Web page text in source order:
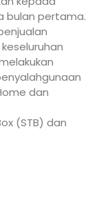
bulan pertama.
dan
(STB) dan